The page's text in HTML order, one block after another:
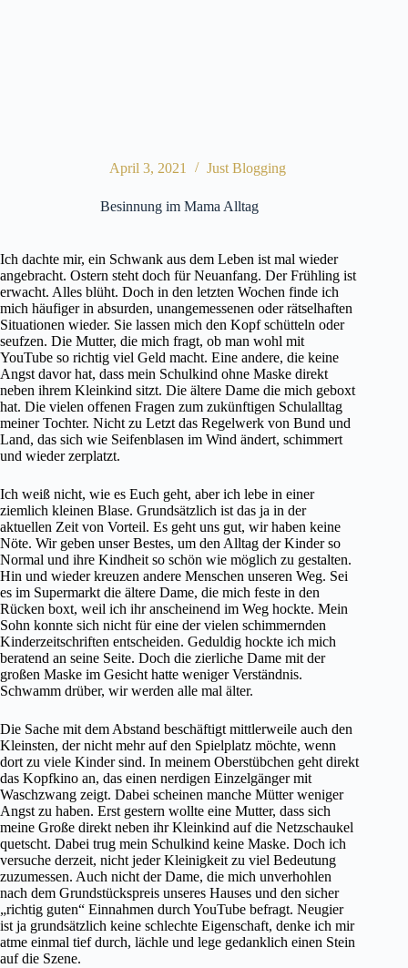
April 3, 2021 Just Blogging
Besinnung im Mama Alltag
Ich dachte mir, ein Schwank aus dem Leben ist mal wieder
angebracht. Ostern steht doch für Neuanfang. Der Frühling ist
erwacht. Alles blüht. Doch in den letzten Wochen finde ich
mich häufiger in absurden, unangemessenen oder rätselhaften
Situationen wieder. Sie lassen mich den Kopf schütteln oder
seufzen. Die Mutter, die mich fragt, ob man wohl mit
YouTube so richtig viel Geld macht. Eine andere, die keine
Angst davor hat, dass mein Schulkind ohne Maske direkt
neben ihrem Kleinkind sitzt. Die ältere Dame die mich geboxt
hat. Die vielen offenen Fragen zum zukünftigen Schulalltag
meiner Tochter. Nicht zu Letzt das Regelwerk von Bund und
Land, das sich wie Seifenblasen im Wind ändert, schimmert
und wieder zerplatzt.
Ich weiß nicht, wie es Euch geht, aber ich lebe in einer
ziemlich kleinen Blase. Grundsätzlich ist das ja in der
aktuellen Zeit von Vorteil. Es geht uns gut, wir haben keine
Nöte. Wir geben unser Bestes, um den Alltag der Kinder so
Normal und ihre Kindheit so schön wie möglich zu gestalten.
Hin und wieder kreuzen andere Menschen unseren Weg. Sei
es im Supermarkt die ältere Dame, die mich feste in den
Rücken boxt, weil ich ihr anscheinend im Weg hockte. Mein
Sohn konnte sich nicht für eine der vielen schimmernden
Kinderzeitschriften entscheiden. Geduldig hockte ich mich
beratend an seine Seite. Doch die zierliche Dame mit der
großen Maske im Gesicht hatte weniger Verständnis.
Schwamm drüber, wir werden alle mal älter.
Die Sache mit dem Abstand beschäftigt mittlerweile auch den
Kleinsten, der nicht mehr auf den Spielplatz möchte, wenn
dort zu viele Kinder sind. In meinem Oberstübchen geht direkt
das Kopfkino an, das einen nerdigen Einzelgänger mit
Waschzwang zeigt. Dabei scheinen manche Mütter weniger
Angst zu haben. Erst gestern wollte eine Mutter, dass sich
meine Große direkt neben ihr Kleinkind auf die Netzschaukel
quetscht. Dabei trug mein Schulkind keine Maske. Doch ich
versuche derzeit, nicht jeder Kleinigkeit zu viel Bedeutung
zuzumessen. Auch nicht der Dame, die mich unverhohlen
nach dem Grundstückspreis unseres Hauses und den sicher
„richtig guten“ Einnahmen durch YouTube befragt. Neugier
ist ja grundsätzlich keine schlechte Eigenschaft, denke ich mir
atme einmal tief durch, lächle und lege gedanklich einen Stein
auf die Szene.